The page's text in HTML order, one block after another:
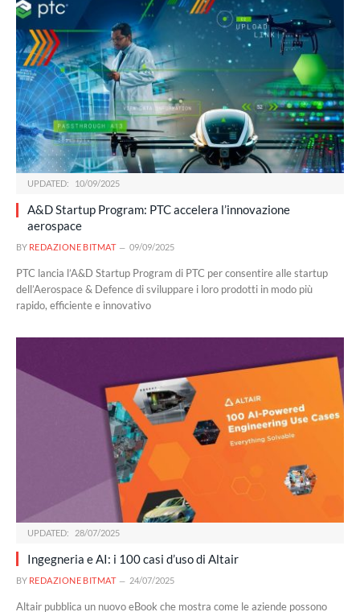
UPDATED: 10/09/2025
A&D Startup Program: PTC accelera l’innovazione
aerospace
BY REDAZIONE BITMAT 09/09/2025
PTC lancia l’A&D Startup Program di PTC per consentire alle startup
dell’Aerospace & Defence di sviluppare i loro prodotti in modo più
rapido, efficiente e innovativo
UPDATED: 28/07/2025
Ingegneria e AI: i 100 casi d’uso di Altair
BY REDAZIONE BITMAT 24/07/2025
Altair pubblica un nuovo eBook che mostra come le aziende possono